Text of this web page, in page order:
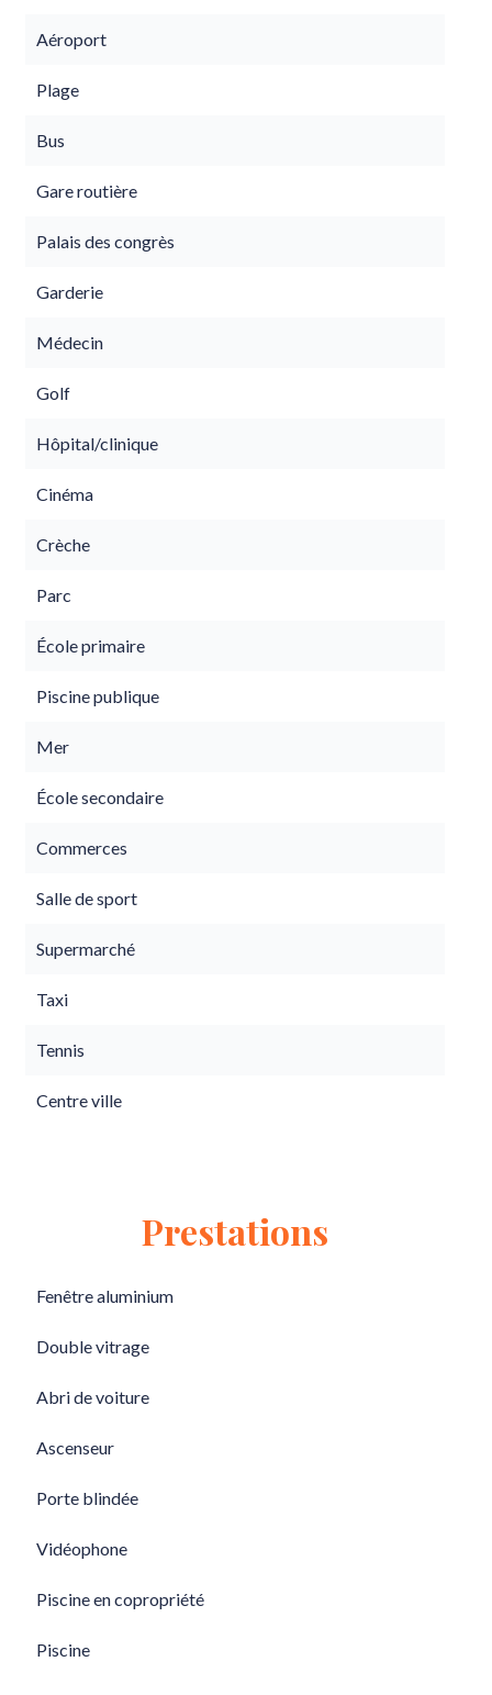
Aéroport
Plage
Bus
Gare routière
Palais des congrès
Garderie
Médecin
Golf
Hôpital/clinique
Cinéma
Crèche
Parc
École primaire
Piscine publique
Mer
École secondaire
Commerces
Salle de sport
Supermarché
Taxi
Tennis
Centre ville
Prestations
Fenêtre aluminium
Double vitrage
Abri de voiture
Ascenseur
Porte blindée
Vidéophone
Piscine en copropriété
Piscine